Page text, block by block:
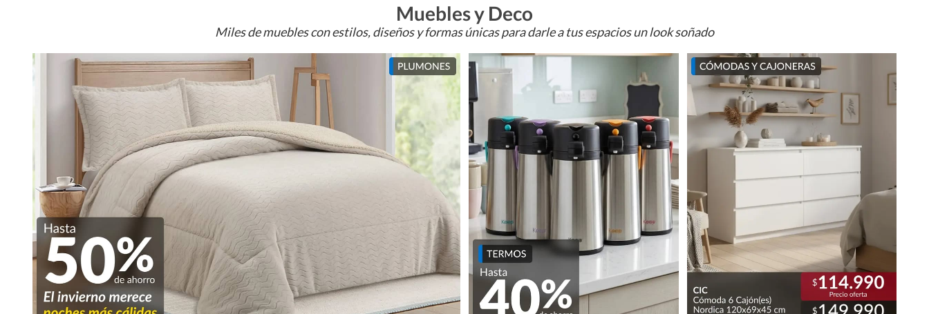
Muebles y Deco
Miles de muebles con estilos, diseños y formas únicas para darle a tus espacios un look soñado